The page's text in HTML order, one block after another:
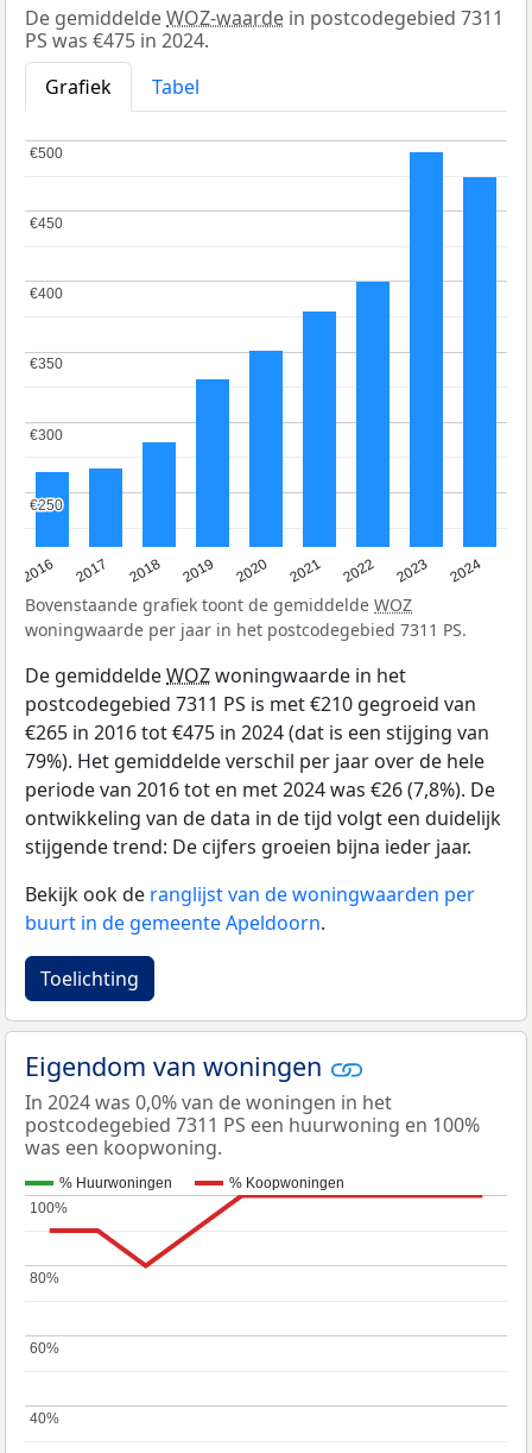
De gemiddeldeWOZ-waarde in postcodegebied 7311
PS was €475 in 2024.
Grafiek
Tabel
2016 2017 2018 2019 2020 2021 2022 2023 2024
€250
€250
€300
€300
€350
€350
€400
€400
€450
€450
€500
€500
Bovenstaande grafiek toont de gemiddelde WOZ
woningwaarde per jaar in het postcodegebied 7311 PS.
De gemiddeldeWOZwoningwaarde in het
postcodegebied 7311 PS is met €210 gegroeid van
€265 in 2016 tot €475 in 2024 (dat is een stijging van
79%). Het gemiddelde verschil per jaar over de hele
periode van 2016 tot en met 2024 was €26 (7,8%). De
ontwikkeling van de data in de tijd volgt een duidelijk
stijgende trend: De cijfers groeien bijna ieder jaar.
Bekijk ook de ranglijst van de woningwaarden per
buurt in de gemeente Apeldoorn.
Toelichting
Eigendom van woningen
In 2024 was 0,0% van de woningen in het
postcodegebied 7311 PS een huurwoning en 100%
was een koopwoning.
% Huurwoningen % Koopwoningen
40%
40%
60%
60%
80%
80%
100%
100%